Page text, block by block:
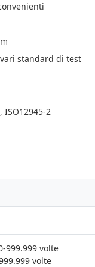
standard di test
ISO12945-2
999.999 volte
volte